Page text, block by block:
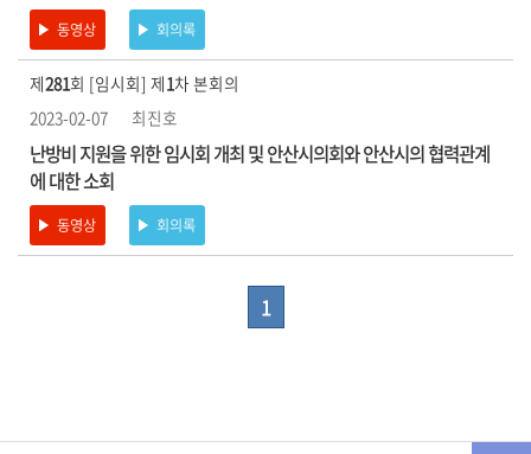
동영상 회의록
제281회 [임시회] 제1차 본회의
2023-02-07
최진호
난방비 지원을 위한 임시회 개최 및 안산시의회와 안산시의 협력관계
에 대한 소회
동영상 회의록
1